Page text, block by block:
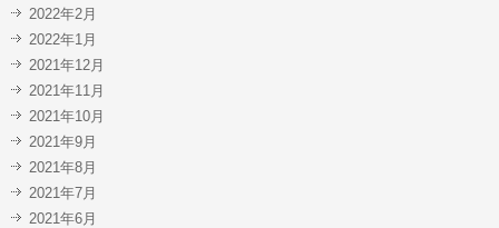
2022年2月
2022年1月
2021年12月
2021年11月
2021年10月
2021年9月
2021年8月
2021年7月
2021年6月